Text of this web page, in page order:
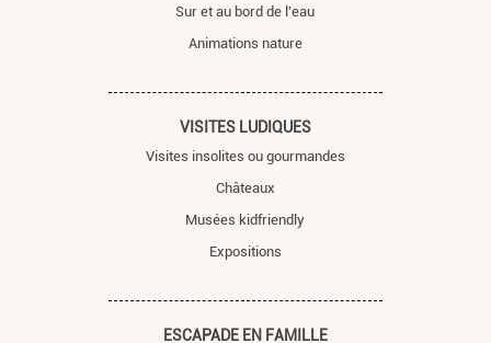
Sur et au bord de l'eau
Animations nature
VISITES LUDIQUES
Visites insolites ou gourmandes
Châteaux
Musées kidfriendly
Expositions
ESCAPADE EN FAMILLE